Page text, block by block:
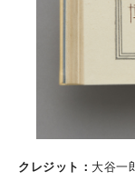
クレジット 大谷